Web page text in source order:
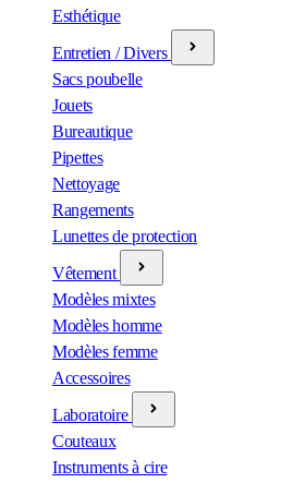
Esthétique
Entretien / Divers
Sacs poubelle
Jouets
Bureautique
Pipettes
Nettoyage
Rangements
Lunettes de protection
Vêtement
Modèles mixtes
Modèles homme
Modèles femme
Accessoires
Laboratoire
Couteaux
Instruments à cire